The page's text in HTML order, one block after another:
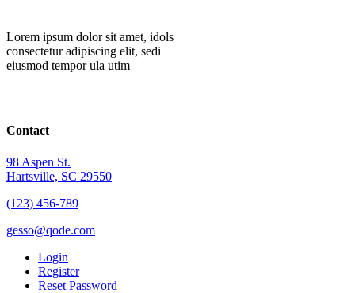
Lorem ipsum dolor sit amet, idols
consectetur adipiscing elit, sedi
eiusmod tempor ula utim
Contact
98 Aspen St.
Hartsville, SC 29550
(123) 456-789
gesso@qode.com
Login
Register
Reset Password